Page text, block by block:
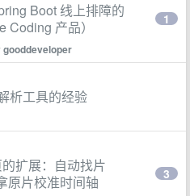
Boot 线上排障的
产品）
gooddeveloper
1
析工具的经验
扩展：自动找片
原片校准时间轴
3